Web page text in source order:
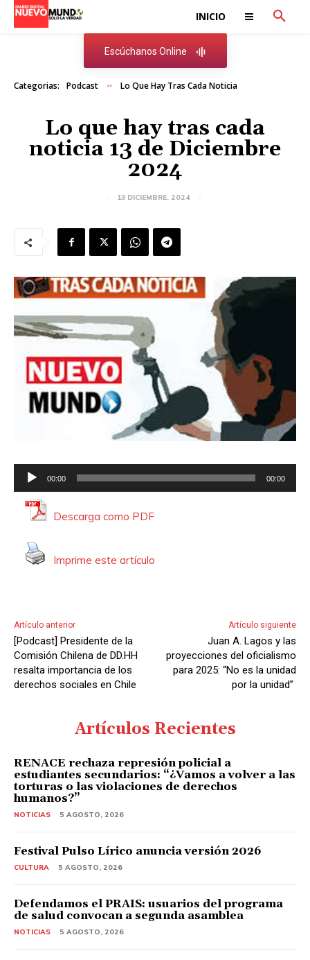
INICIO
Escúchanos Online
Categorias: Podcast Lo Que Hay Tras Cada Noticia
Lo que hay tras cada
noticia 13 de Diciembre
2024
13 DICIEMBRE, 2024
e
o
r
d
e
i
o
00:00 00:00
Descarga como PDF
Imprime este artículo
Artículo anterior
[Podcast] Presidente de la
Comisión Chilena de DD.HH
resalta importancia de los
derechos sociales en Chile
Artículo siguiente
Juan A. Lagos y las
proyecciones del oficialismo
para 2025: “No es la unidad
por la unidad”
Artículos Recientes
RENACE rechaza represión policial a
estudiantes secundarios: “¿Vamos a volver a las
torturas o las violaciones de derechos
humanos?”
NOTICIAS 5 AGOSTO, 2026
Festival Pulso Lírico anuncia versión 2026
CULTURA 5 AGOSTO, 2026
Defendamos el PRAIS: usuarios del programa
de salud convocan a segunda asamblea
NOTICIAS 5 AGOSTO, 2026